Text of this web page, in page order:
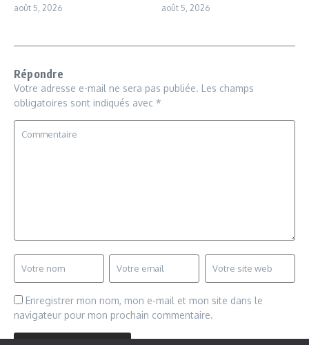
août 5, 2026 août 5, 2026
Répondre
Votre adresse e-mail ne sera pas publiée. Les champs
obligatoires sont indiqués avec *
Enregistrer mon nom, mon e-mail et mon site dans le
navigateur pour mon prochain commentaire.